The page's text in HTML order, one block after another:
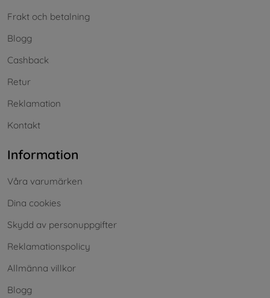
Frakt och betalning
Blogg
Cashback
Retur
Reklamation
Kontakt
Information
Våra varumärken
Dina cookies
Skydd av personuppgifter
Reklamationspolicy
Allmänna villkor
Blogg